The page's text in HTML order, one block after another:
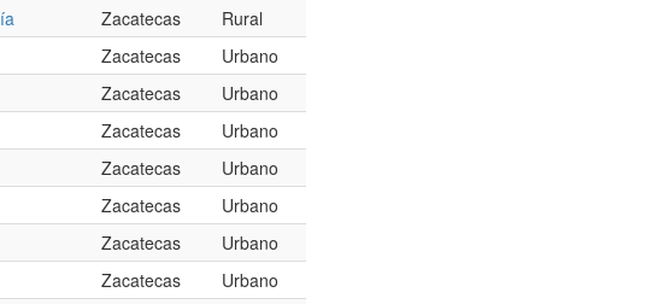
Zacatecas
Rural
Zacatecas
Urbano
Zacatecas
Urbano
Zacatecas
Urbano
Zacatecas
Urbano
Zacatecas
Urbano
Zacatecas
Urbano
Zacatecas
Urbano